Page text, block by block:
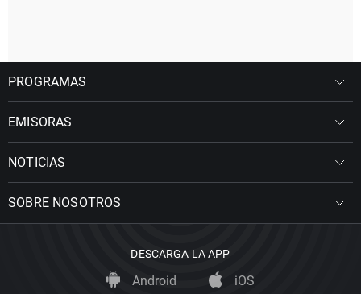
PROGRAMAS
EMISORAS
NOTICIAS
SOBRE NOSOTROS
DESCARGA LA APP
Android iOS